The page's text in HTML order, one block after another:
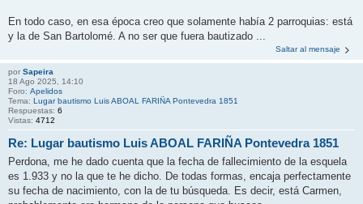
En todo caso, en esa época creo que solamente había 2 parroquias: está
y la de San Bartolomé. A no ser que fuera bautizado ...
Saltar al mensaje
por Sapeira
18 Ago 2025, 14:10
Foro: Apelidos
Tema: Lugar bautismo Luis ABOAL FARIÑA Pontevedra 1851
Respuestas: 6
Vistas: 4712
Re: Lugar bautismo Luis ABOAL FARIÑA Pontevedra 1851
Perdona, me he dado cuenta que la fecha de fallecimiento de la esquela
es 1.933 y no la que te he dicho. De todas formas, encaja perfectamente
su fecha de nacimiento, con la de tu búsqueda. Es decir, está Carmen,